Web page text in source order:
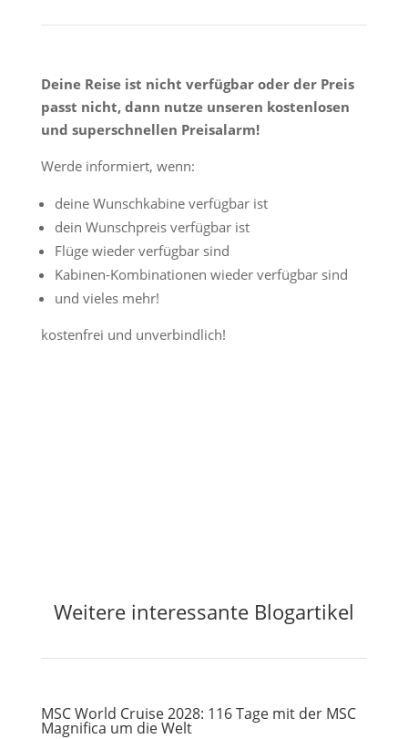
Deine Reise ist nicht verfügbar oder der Preis
passt nicht, dann nutze unseren kostenlosen
und superschnellen Preisalarm!
Werde informiert, wenn:
deine Wunschkabine verfügbar ist
dein Wunschpreis verfügbar ist
Flüge wieder verfügbar sind
Kabinen-Kombinationen wieder verfügbar sind
und vieles mehr!
kostenfrei und unverbindlich!
Weitere interessante Blogartikel
MSC World Cruise 2028: 116 Tage mit der MSC
Magnifica um die Welt